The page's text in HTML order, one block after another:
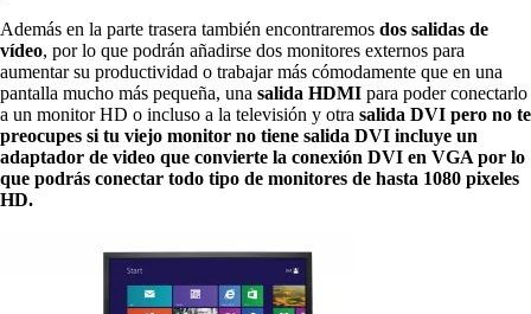
Además en la parte trasera también encontraremos dos salidas de
vídeo, por lo que podrán añadirse dos monitores externos para
aumentar su productividad o trabajar más cómodamente que en una
pantalla mucho más pequeña, una salida HDMI para poder conectarlo
a un monitor HD o incluso a la televisión y otra salida DVI pero no te
preocupes si tu viejo monitor no tiene salida DVI incluye un
adaptador de video que convierte la conexión DVI en VGA por lo
que podrás conectar todo tipo de monitores de hasta 1080 pixeles
HD.